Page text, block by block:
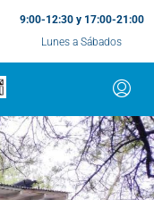
9:00-12:30 y 17:00-21:00
Lunes a Sábados